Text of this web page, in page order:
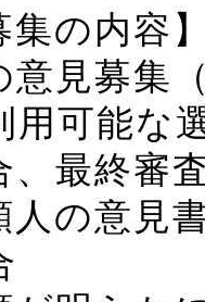
集の内容】
見募集
用可能な
、最終審
の意見書